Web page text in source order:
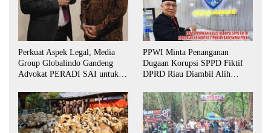
Perkuat Aspek Legal, Media
Group Globalindo Gandeng
Advokat PERADI SAI untuk
PPWI Minta Penanganan
Dugaan Korupsi SPPD Fiktif
DPRD Riau Diambil Alih